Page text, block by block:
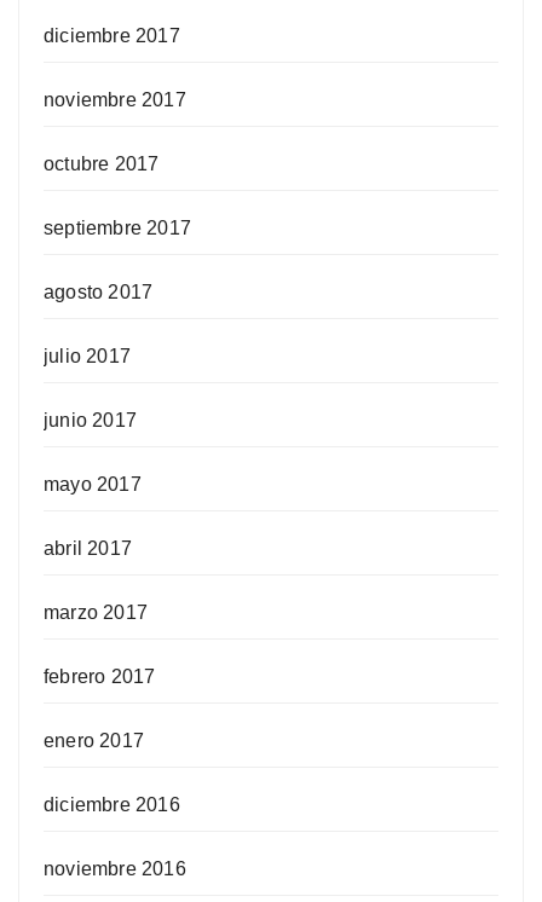
diciembre 2017
noviembre 2017
octubre 2017
septiembre 2017
agosto 2017
julio 2017
junio 2017
mayo 2017
abril 2017
marzo 2017
febrero 2017
enero 2017
diciembre 2016
noviembre 2016